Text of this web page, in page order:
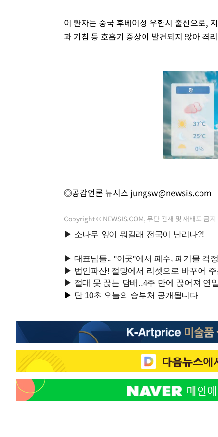
이 환자는 중국 후베이성 우한시 출신으로,
과 기침 등 호흡기 증상이 발견되지 않아 격
◎공감언론 뉴시스 jungsw@newsis.com
Copyright © NEWSIS.COM, 무단 전재 및 재배포 금지